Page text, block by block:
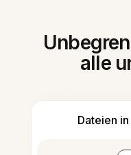
alle
Dateien